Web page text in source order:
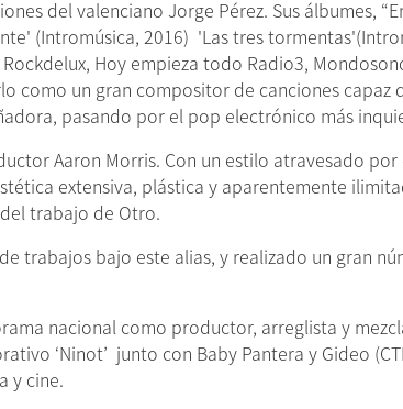
del valenciano Jorge Pérez. Sus álbumes,
(Intromúsica, 2016) 'Las tres
Hoy empieza todo Radio3,
como un gran compositor de canciones
pasando por el pop electrónico más
Aaron Morris. Con un estilo atravesado
extensiva, plástica y aparentemente
trabajo de Otro.
trabajos bajo este alias, y realizado un gran
nacional como productor, arreglista y
‘Ninot’ junto con Baby Pantera y Gideo
y cine.